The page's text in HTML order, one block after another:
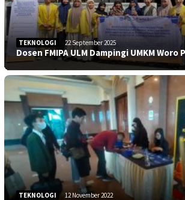
TEKNOLOGI 22 September 2025
Dosen FMIPA ULM Dampingi UMKM
TEKNOLOGI 12 November 2022